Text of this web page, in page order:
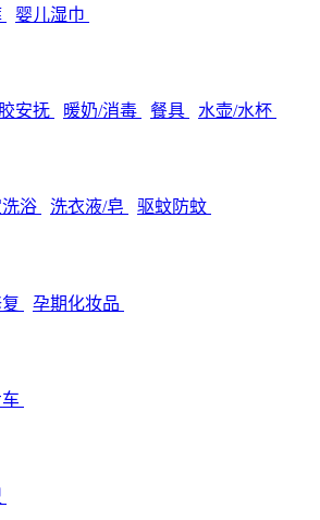
婴儿湿巾
安抚 暖奶/消毒 餐具 水壶/水杯
浴 洗衣液/皂 驱蚊防蚊
孕期化妆品